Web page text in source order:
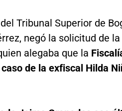
Tribunal Superior de
negó la solicitud de
alegaba que la
de la exfiscal Hilda